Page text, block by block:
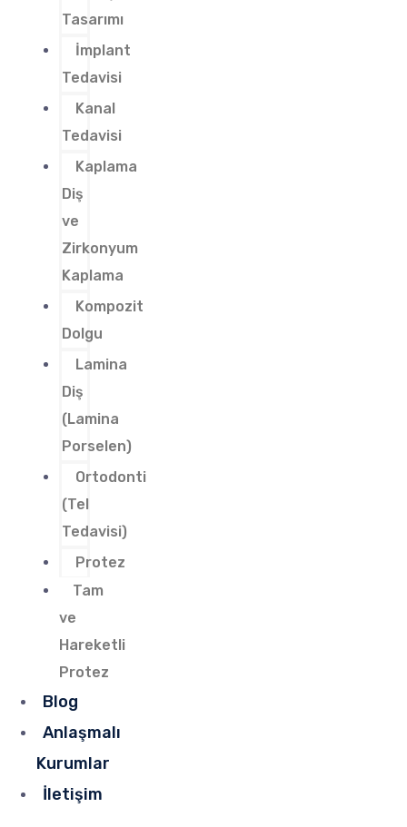
Tasarımı
İmplant
Tedavisi
Kanal
Tedavisi
Kaplama
Diş
ve
Zirkonyum
Kaplama
Kompozit
Dolgu
Lamina
Diş
(Lamina
Porselen)
Ortodonti
(Tel
Tedavisi)
Protez
Tam
ve
Hareketli
Protez
Blog
Anlaşmalı
Kurumlar
İletişim